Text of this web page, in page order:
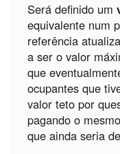
Será definido um
equivalente num
referência
a ser o valor
que
ocupantes que
valor teto por
pagando o
que ainda seria